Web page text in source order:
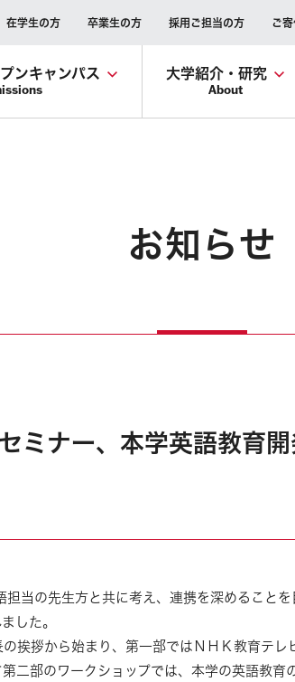
在学生の方 卒業生の方 採用ご担当の方 ご
ンキャンパス
大学紹介・研究
About
お知らせ
ミナー、本学英語教育
当の先生方と共に考え、連携を深めること
した。
挨拶から始まり、第一部ではＮＨＫ教育テレ
二部のワークショップでは、本学の英語教育